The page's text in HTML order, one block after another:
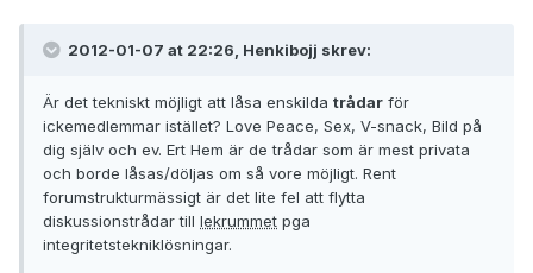
2012-01-07 at 22:26, Henkibojj skrev:
Är det tekniskt möjligt att låsa enskilda trådar för
ickemedlemmar istället? Love Peace, Sex, V-snack, Bild på
dig själv och ev. Ert Hem är de trådar som är mest privata
och borde låsas/döljas om så vore möjligt. Rent
forumstrukturmässigt är det lite fel att flytta
diskussionstrådar till lekrummet pga
integritetstekniklösningar.